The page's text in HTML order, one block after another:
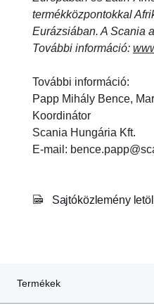
termékközpontokkal
Eurázsiában. A Scania
További információ:
További információ:
Papp Mihály Bence,
Koordinátor
Scania Hungária Kft.
E-mail:
Sajtóközlemény
Termékek